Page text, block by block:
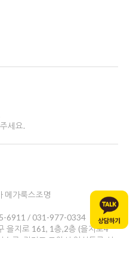
세요.
메가룩스조명
6911 / 031-977-0334
을지로 161, 1층,2층 (을지로4
쇼룸: 경기도 고양시 일산동구 성